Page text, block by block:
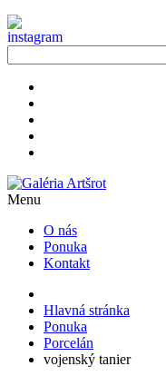
Menu
O nás
Ponuka
Kontakt
Hlavná stránka
Ponuka
Porcelán
vojenský tanier